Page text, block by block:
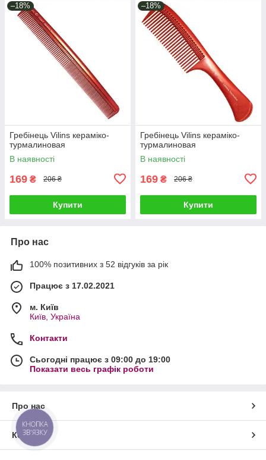
–18%
Гребінець Vilins кераміко-
турмалиновая
В наявності
169 ₴ 206 ₴
Купити
–18%
Гребінець Vilins кераміко-
турмалиновая
В наявності
169 ₴ 206 ₴
Купити
Про нас
100% позитивних з 52 відгуків за рік
Працює з 17.02.2021
м. Київ
Київ, Україна
Контакти
Сьогодні працює з 09:00 до 19:00
Показати весь графік роботи
Про нас
Контакти
КНОПКА
ЗВ'ЯЗКУ